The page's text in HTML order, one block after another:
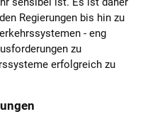
Regierungen bis hin zu
- eng
zu
erfolgreich zu